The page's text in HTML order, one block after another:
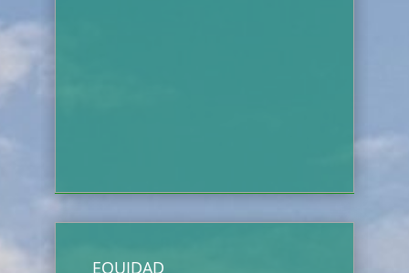
EQUIDAD